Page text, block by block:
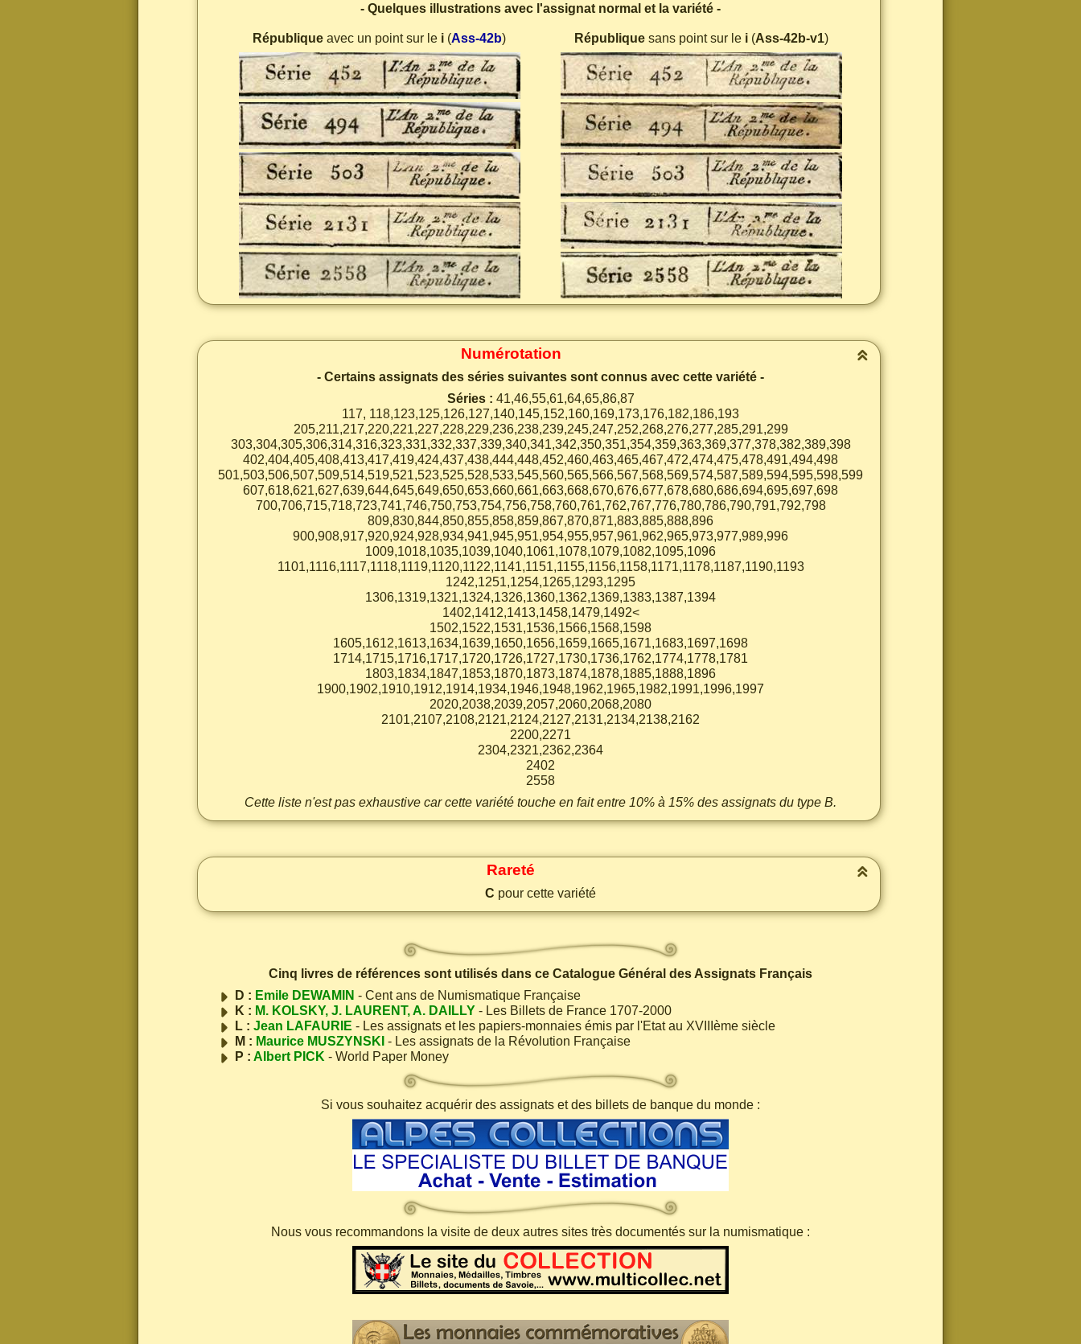
- Quelques illustrations avec l'assignat normal et la variété -
République avec un point sur le i (Ass-42b) Républiquesans point sur le i(Ass-42b-v1)
Numérotation
- Certains assignats des séries suivantes sont connus avec cette variété -
Séries : 41,46,55,61,64,65,86,87
117, 118,123,125,126,127,140,145,152,160,169,173,176,182,186,193
205,211,217,220,221,227,228,229,236,238,239,245,247,252,268,276,277,285,291,299
303,304,305,306,314,316,323,331,332,337,339,340,341,342,350,351,354,359,363,369,377,378,382,389,398
402,404,405,408,413,417,419,424,437,438,444,448,452,460,463,465,467,472,474,475,478,491,494,498
501,503,506,507,509,514,519,521,523,525,528,533,545,560,565,566,567,568,569,574,587,589,594,595,598,599
607,618,621,627,639,644,645,649,650,653,660,661,663,668,670,676,677,678,680,686,694,695,697,698
700,706,715,718,723,741,746,750,753,754,756,758,760,761,762,767,776,780,786,790,791,792,798
809,830,844,850,855,858,859,867,870,871,883,885,888,896
900,908,917,920,924,928,934,941,945,951,954,955,957,961,962,965,973,977,989,996
1009,1018,1035,1039,1040,1061,1078,1079,1082,1095,1096
1101,1116,1117,1118,1119,1120,1122,1141,1151,1155,1156,1158,1171,1178,1187,1190,1193
1242,1251,1254,1265,1293,1295
1306,1319,1321,1324,1326,1360,1362,1369,1383,1387,1394
1402,1412,1413,1458,1479,1492<
1502,1522,1531,1536,1566,1568,1598
1605,1612,1613,1634,1639,1650,1656,1659,1665,1671,1683,1697,1698
1714,1715,1716,1717,1720,1726,1727,1730,1736,1762,1774,1778,1781
1803,1834,1847,1853,1870,1873,1874,1878,1885,1888,1896
1900,1902,1910,1912,1914,1934,1946,1948,1962,1965,1982,1991,1996,1997
2020,2038,2039,2057,2060,2068,2080
2101,2107,2108,2121,2124,2127,2131,2134,2138,2162
2200,2271
2304,2321,2362,2364
2402
2558
Cette liste n'est pas exhaustive car cette variété touche en fait entre 10% à 15% des assignats du type B.
Rareté
C pour cette variété
Cinq livres de références sont utilisés dans ce Catalogue Général des Assignats Français
D : Emile DEWAMIN - Cent ans de Numismatique Française
K : M. KOLSKY, J. LAURENT, A. DAILLY - Les Billets de France 1707-2000
L : Jean LAFAURIE - Les assignats et les papiers-monnaies émis par l'Etat au XVIIIème siècle
M : Maurice MUSZYNSKI - Les assignats de la Révolution Française
P : Albert PICK - World Paper Money
Si vous souhaitez acquérir des assignats et des billets de banque du monde :
Nous vous recommandons la visite de deux autres sites très documentés sur la numismatique :